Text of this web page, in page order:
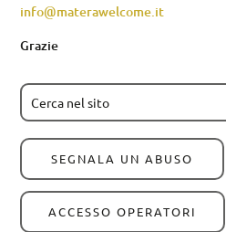
info@materawelcome.it
Grazie
SEGNALA UN ABUSO
ACCESSO OPERATORI